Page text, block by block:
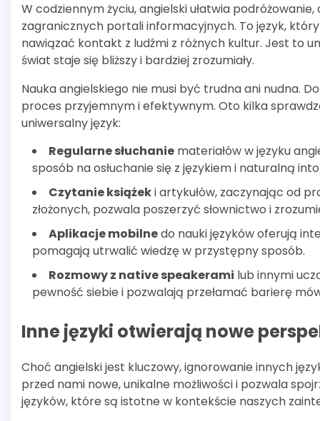
W codziennym życiu, angielski ułatwia
zagranicznych portali informacyjnych. To język,
nawiązać kontakt z ludźmi z różnych kultur. Jest to
świat staje się bliższy i bardziej zrozumiały.
Nauka angielskiego nie musi być trudna ani nudna.
proces przyjemnym i efektywnym. Oto kilka
uniwersalny język:
Regularne słuchanie materiałów w języku
sposób na osłuchanie się z językiem i naturalną
Czytanie książeki artykułów, zaczynając od
złożonych, pozwala poszerzyć słownictwo i
Aplikacje mobilnedo nauki języków oferują
pomagają utrwalić wiedzę w przystępny sposób.
Rozmowy z native speakerami lub innymi
pewność siebie i pozwalają przełamać barierę
Inne języki otwierają nowe
Choć angielski jest kluczowy, ignorowanie innych
przed nami nowe, unikalne możliwości i pozwala
języków, które są istotne w kontekście naszych